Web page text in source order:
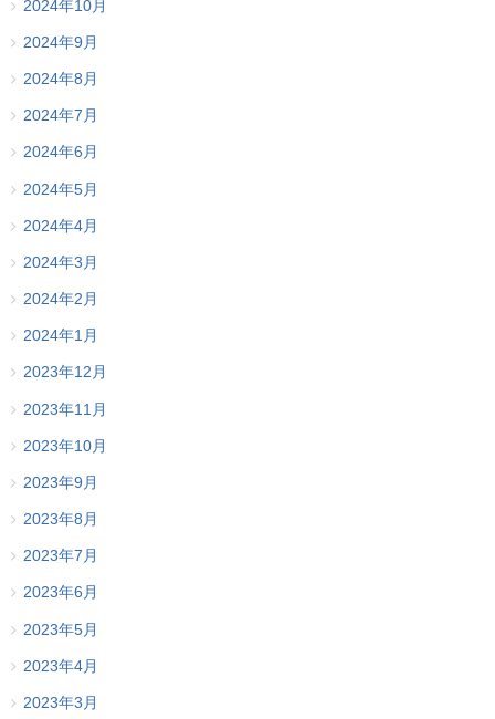
2024年10月
2024年9月
2024年8月
2024年7月
2024年6月
2024年5月
2024年4月
2024年3月
2024年2月
2024年1月
2023年12月
2023年11月
2023年10月
2023年9月
2023年8月
2023年7月
2023年6月
2023年5月
2023年4月
2023年3月